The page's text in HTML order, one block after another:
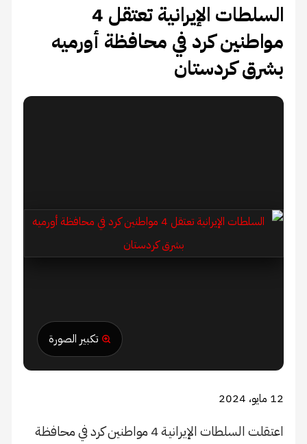
السلطات الإيرانية تعتقل 4
مواطنين كرد في محافظة أورميه
بشرق كردستان
تكبير الصورة
12 مايو، 2024
اعتقلت السلطات الإيرانية 4 مواطنين كرد في محافظة